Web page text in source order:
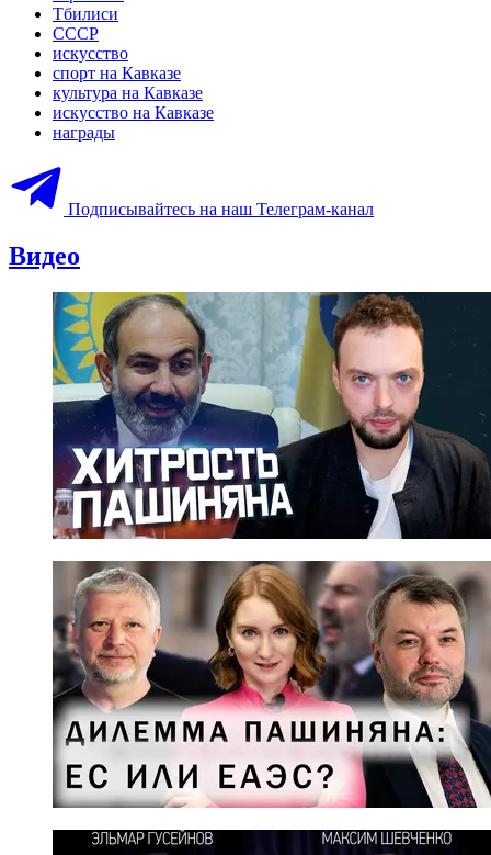
Тбилиси
СССР
искусство
спорт на Кавказе
культура на Кавказе
искусство на Кавказе
награды
Подписывайтесь на наш Телеграм-канал
Видео